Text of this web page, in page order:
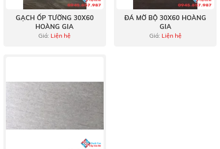
GẠCH ỐP TƯỜNG 30X60
HOÀNG GIA
Giá: Liện hệ
ĐÁ MỜ BỘ 30X60 HOÀNG
GIA
Giá: Liện hệ